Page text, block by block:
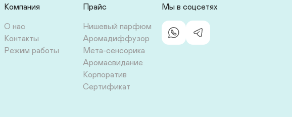
Компания
О нас
Контакты
Режим работы
Прайс
Нишевый парфюм
Аромадиффузор
Мета-сенсорика
Аромасвидание
Корпоратив
Сертификат
Мы в соцсетях